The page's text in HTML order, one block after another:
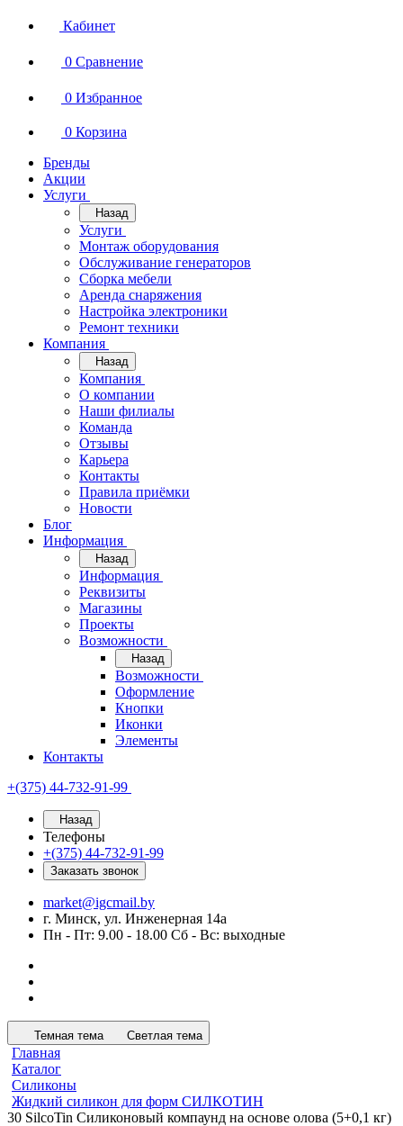
Кабинет
0 Сравнение
0 Избранное
0 Корзина
Бренды
Акции
Услуги
Назад
Услуги
Монтаж оборудования
Обслуживание генераторов
Сборка мебели
Аренда снаряжения
Настройка электроники
Ремонт техники
Компания
Назад
Компания
О компании
Наши филиалы
Команда
Отзывы
Карьера
Контакты
Правила приёмки
Новости
Блог
Информация
Назад
Информация
Реквизиты
Магазины
Проекты
Возможности
Назад
Возможности
Оформление
Кнопки
Иконки
Элементы
Контакты
+(375) 44-732-91-99
Назад
Телефоны
+(375) 44-732-91-99
Заказать звонок
market@igcmail.by
г. Минск, ул. Инженерная 14а
Пн - Пт: 9.00 - 18.00 Сб - Вс: выходные
Темная тема Светлая тема
Главная
Каталог
Силиконы
Жидкий силикон для форм СИЛКОТИН
30 SilcoTin Силиконовый компаунд на основе олова (5+0,1 кг)